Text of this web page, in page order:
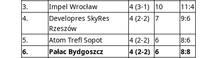
3.
Impel Wrocław 4 (3-1) 10
11:4
4.
Developres SkyRes
Rzeszów
4 (2-2) 7 9:6
5. Atom Trefl Sopot 4 (2-2) 6
8:6
6.
Pałac Bydgoszcz 4 (2-2) 6
8:8